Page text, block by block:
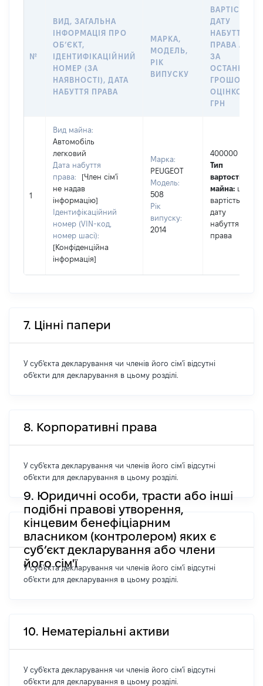
№
ВИД, ЗАГАЛЬНА
ІНФОРМАЦІЯ ПРО
ОБʼЄКТ,
ІДЕНТИФІКАЦІЙНИЙ
НОМЕР (ЗА
НАЯВНОСТІ), ДАТА
НАБУТТЯ ПРАВА
МАРКА,
МОДЕЛЬ,
РІК
ВИПУСКУ
ВАРТІСТЬ НА
ДАТУ
НАБУТТЯ
ПРАВА АБО
ЗА
ГРОШОВОЮ
ОЦІНКОЮ,
ГРН
1
Вид майна:
Автомобіль
легковий
Дата набуття
права:
[Член сім'ї
не надав
інформацію]
Ідентифікаційний
номер (VIN-код,
номер шасі):
[Конфіденційна
інформація]
Марка:
PEUGEOT
Модель:
508
Рік
випуску:
2014
400000
Тип
вартості
майна: це
вартість на
дату
набуття
права
7. Цінні папери
У суб'єкта декларування чи членів його сім'ї відсутні
об'єкти для декларування в цьому розділі.
8. Корпоративні права
У суб'єкта декларування чи членів його сім'ї відсутні
об'єкти для декларування в цьому розділі.
9. Юридичні особи, трасти або інші
подібні правові утворення,
кінцевим бенефіціарним
власником (контролером) яких є
суб’єкт декларування або члени
його сім'ї
У суб'єкта декларування чи членів його сім'ї відсутні
об'єкти для декларування в цьому розділі.
10. Нематеріальні активи
У суб'єкта декларування чи членів його сім'ї відсутні
об'єкти для декларування в цьому розділі.